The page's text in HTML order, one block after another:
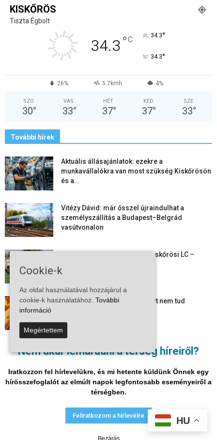
Nem akar lemaradni a térség híreiről?
Iratkozzon fel hírlevelükre, és mi hetente küldünk Önnek egy
hírösszefoglalót az elmúlt napok legfontosabb eseményeiről a
térségben.
Feliratkozom a hírlevélre
Bezárás
KISKŐRÖS
Tiszta Égbolt
34.3 °C 34.3°
34.3°
26% 5.7kmh 4%
SZO
30°
VAS
33°
HÉT
37°
KED
37°
SZE
33°
További hírek
Aktuális állásajánlatok: ezekre a
munkavállalókra van most szükség Kiskőrösön
és a...
Vitézy Dávid: már ősszel újraindulhat a
személyszállítás a Budapest–Belgrád
vasútvonalon
Megkezdte a felkészülést a Kiskőrösi LC –
Mi történik Európa felett? Ezért nem tud
Folyamatosak a nyári karbantartási munkálatok
Kiskőrösön – útburkolati jeleket festenek és...
Adatvédelmi nyilatkozat Médiaajánlat Impresszum
HU
Cookie-k
Az oldal használatával hozzájárul a
cookie-k használatához. További
információ
Megértettem